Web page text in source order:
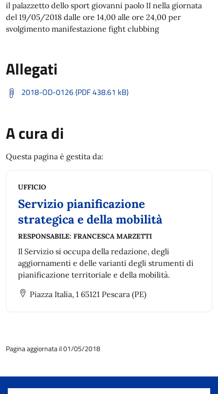
il palazzetto dello sport giovanni paolo II nella giornata
del 19/05/2018 dalle ore 14,00 alle ore 24,00 per
svolgimento manifestazione fight clubbing
Allegati
2018-OD-0126 (PDF 438.61 kB)
A cura di
Questa pagina è gestita da:
UFFICIO
Servizio pianificazione
strategica e della mobilità
RESPONSABILE: FRANCESCA MARZETTI
Il Servizio si occupa della redazione, degli
aggiornamenti e delle varianti degli strumenti di
pianificazione territoriale e della mobilità.
Piazza Italia, 1 65121 Pescara (PE)
Pagina aggiornata il 01/05/2018